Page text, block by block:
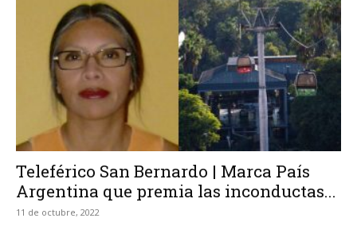
Teleférico San Bernardo | Marca País
Argentina que premia las inconductas...
11 de octubre, 2022